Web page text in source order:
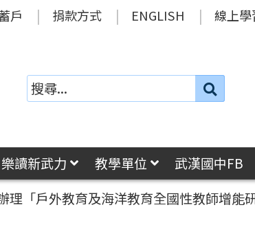
戶 捐款方式 ENGLISH 線上學
搜
樂讀新武力 教學單位 武漢國中FB
「戶外教育及海洋教育全國性教師增能研